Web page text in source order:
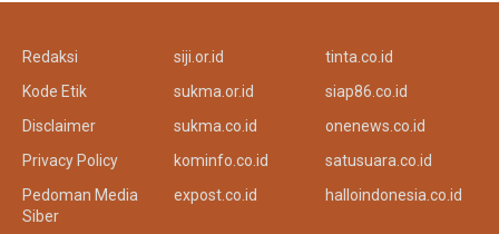
Redaksi
Kode Etik
Disclaimer
Privacy Policy
Pedoman Media
Siber
siji.or.id
sukma.or.id
sukma.co.id
kominfo.co.id
expost.co.id
tinta.co.id
siap86.co.id
onenews.co.id
satusuara.co.id
halloindonesia.co.id